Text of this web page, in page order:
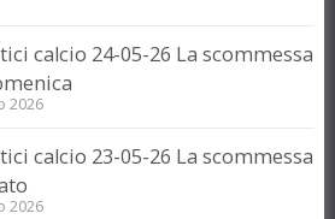
calcio 24-05-26 La scommessa
2026
calcio 23-05-26 La scommessa
2026